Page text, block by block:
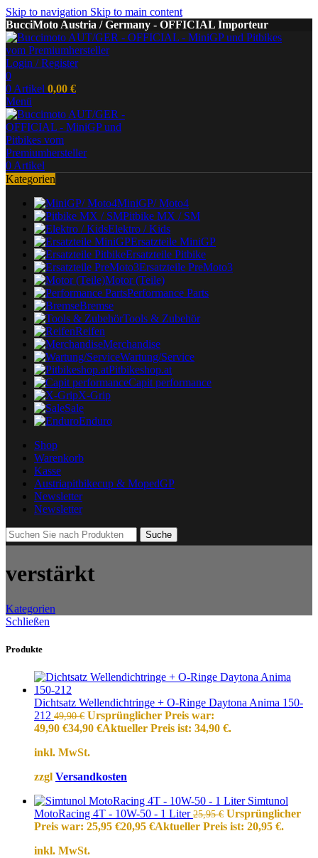
Skip to navigation Skip to main content
BucciMoto Austria / Germany - OFFICIAL Importeur
Login / Register
0
0 Artikel 0,00 €
Menü
0 Artikel
Kategorien
MiniGP/ Moto4
Pitbike MX / SM
Elektro / Kids
Ersatzteile MiniGP
Ersatzteile Pitbike
Ersatzteile PreMoto3
Motor (Teile)
Performance Parts
Bremse
Tools & Zubehör
Reifen
Merchandise
Wartung/Service
Pitbikeshop.at
Capit performance
X-Grip
Sale
Enduro
Shop
Warenkorb
Kasse
Austriapitbikecup & MopedGP
Newsletter
Newsletter
Suche
verstärkt
Kategorien
Schließen
Produkte
Dichtsatz Wellendichtringe + O-Ringe Daytona Anima 150-
212 49,90€ Ursprünglicher Preis war:
49,90 €34,90 €Aktueller Preis ist: 34,90 €.
inkl. MwSt.
zzgl Versandkosten
Simtunol
MotoRacing 4T - 10W-50 - 1 Liter25,95€ Ursprünglicher
Preis war: 25,95 €20,95 €Aktueller Preis ist: 20,95 €.
inkl. MwSt.